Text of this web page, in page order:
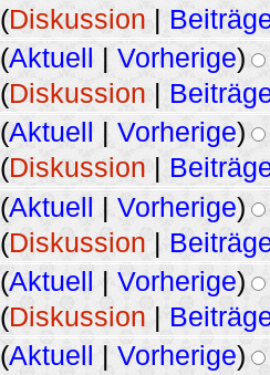
(Diskussion |
(Aktuell Vorherige)
(Diskussion
(Aktuell Vorherige)
(Diskussion
(Aktuell | Vorherige)
(Diskussion |
(Aktuell | Vorherige)
(Diskussion |
(Aktuell Vorherige)